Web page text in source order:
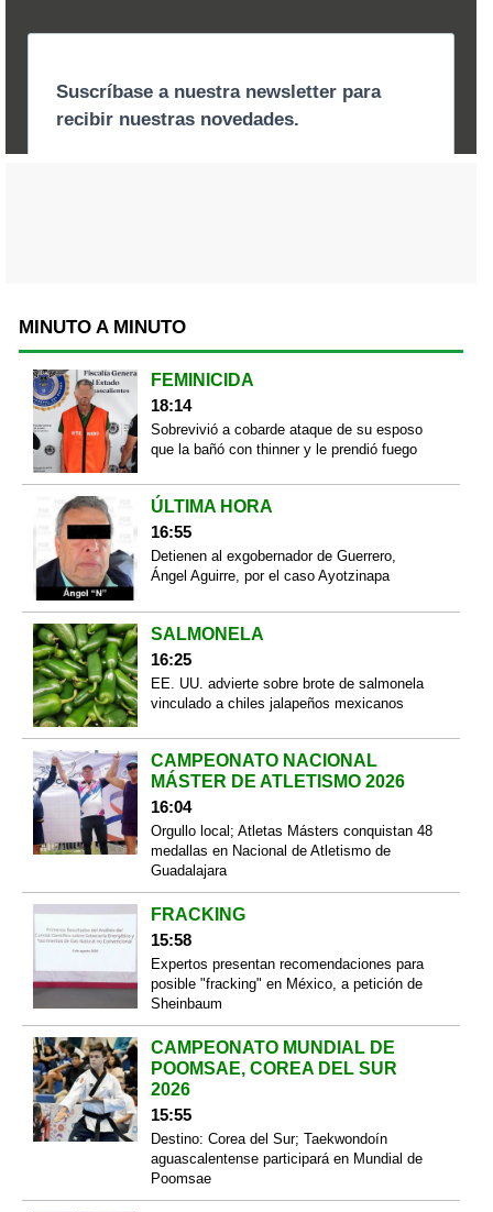
MINUTO A MINUTO
FEMINICIDA
18:14
Sobrevivió a cobarde ataque de su esposo
que la bañó con thinner y le prendió fuego
ÚLTIMA HORA
16:55
Detienen al exgobernador de Guerrero,
Ángel Aguirre, por el caso Ayotzinapa
SALMONELA
16:25
EE. UU. advierte sobre brote de salmonela
vinculado a chiles jalapeños mexicanos
CAMPEONATO NACIONAL
MÁSTER DE ATLETISMO 2026
16:04
Orgullo local; Atletas Másters conquistan 48
medallas en Nacional de Atletismo de
Guadalajara
FRACKING
15:58
Expertos presentan recomendaciones para
posible "fracking" en México, a petición de
Sheinbaum
CAMPEONATO MUNDIAL DE
POOMSAE, COREA DEL SUR
2026
15:55
Destino: Corea del Sur; Taekwondoín
aguascalentense participará en Mundial de
Poomsae